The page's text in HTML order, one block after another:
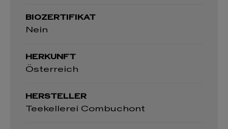
BIOZERTIFIKAT
Nein
HERKUNFT
Österreich
HERSTELLER
Teekellerei Combuchont